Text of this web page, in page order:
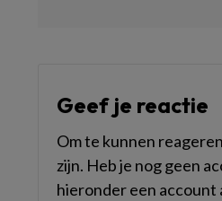
Geef je reactie
Om te kunnen
zijn. Heb je nog geen
hieronder een account